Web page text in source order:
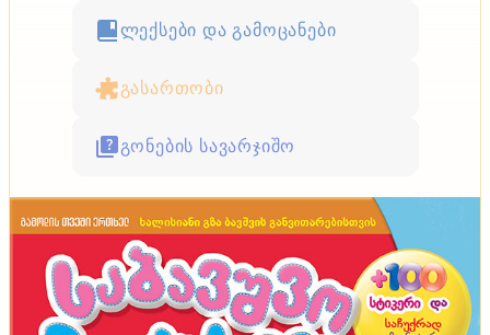
ლექსები და გამოცანები
გასართობი
გონების სავარჯიშო